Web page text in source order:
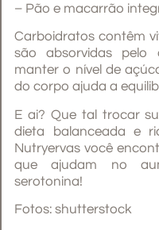
– Pão e macarrão
Carboidratos contêm
são absorvidas
manter o nível de
do corpo ajuda a
E ai? Que tal trocar
dieta balanceada e
Nutryervas você
que ajudam no
serotonina!
Fotos: shutterstock